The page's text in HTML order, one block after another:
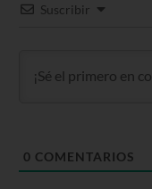
Suscribir
0 COMENTARIOS